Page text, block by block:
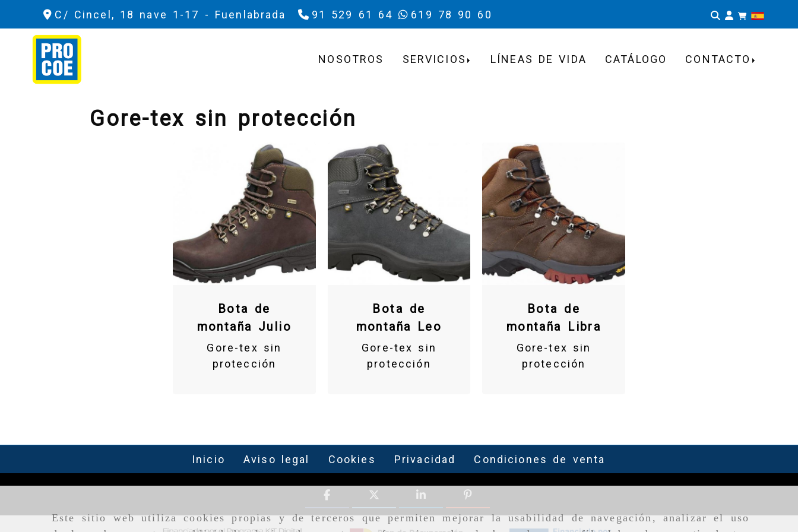
Este sitio web utiliza cookies propias y de terceros que permiten mejorar la usabilidad de navegación, analizar el uso
C/ Cincel, 18 nave 1-17 - Fuenlabrada 91 529 61 64 619 78 90 60
NOSOTROS SERVICIOS LÍNEAS DE VIDA CATÁLOGO CONTACTO
Gore-tex sin protección
Bota de
montaña Julio
Gore-tex sin
protección
Bota de
montaña Leo
Gore-tex sin
protección
Bota de
montaña Libra
Gore-tex sin
protección
Inicio Aviso legal Cookies Privacidad Condiciones de venta